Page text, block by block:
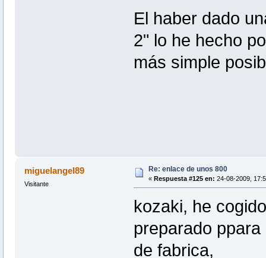
El haber dado
2" lo he hecho
más simple
miguelangel89
Visitante
Re: enlace de unos 800
« Respuesta #125 en: 24-08-2009,
kozaki, he
preparado
de fabrica,